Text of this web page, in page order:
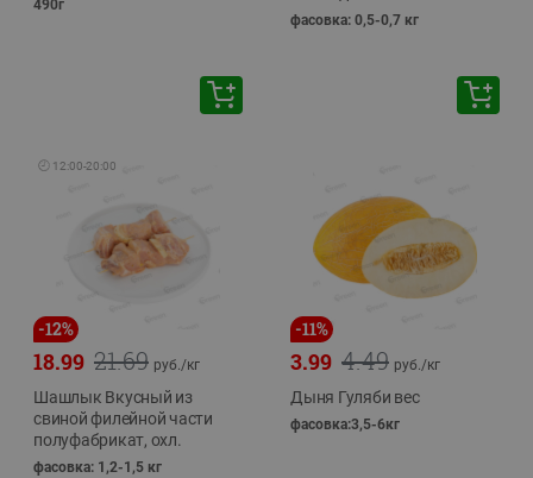
490г
фасовка: 0,5-0,7 кг
🕘 12:00-20:00
-12%
21.69
18.99 руб./кг
Шашлык Вкусный из
свиной филейной части
полуфабрикат, охл.
фасовка: 1,2-1,5 кг
-11%
4.49
3.99 руб./кг
Дыня Гуляби вес
фасовка:3,5-6кг